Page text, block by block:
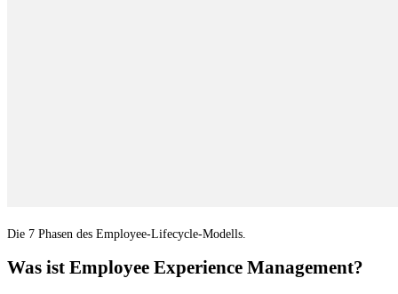
Die 7 Phasen des Employee-Lifecycle-Modells.
Was ist Employee Experience Management?